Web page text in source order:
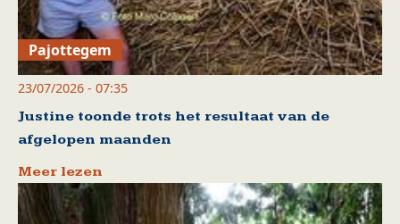
Pajottegem
23/07/2026 - 07:35
Justine toonde trots het resultaat van de
afgelopen maanden
Meer lezen